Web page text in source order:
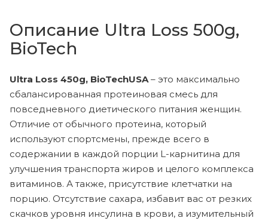
Описание Ultra Loss 500g,
BioTech
Ultra Loss 450g, BioTechUSA – это максимально
сбалансированная протеиновая смесь для
повседневного диетического питания женщин.
Отличие от обычного протеина, который
используют спортсмены, прежде всего в
содержании в каждой порции L-карнитина для
улучшения транспорта жиров и целого комплекса
витаминов. А также, присутствие клетчатки на
порцию. Отсутствие сахара, избавит вас от резких
скачков уровня инсулина в крови, а изумительный